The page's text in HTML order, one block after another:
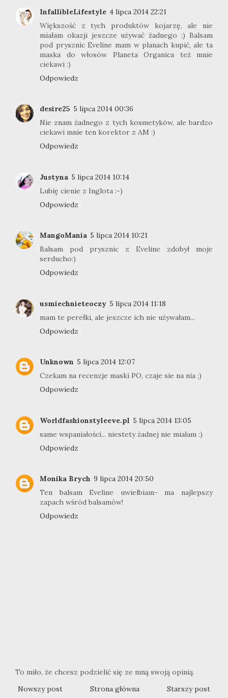
InfallibleLifestyle 4 lipca 2014 22:21
Większość z tych produktów kojarzę, ale nie
miałam okazji jeszcze używać żadnego ;) Balsam
pod prysznic Eveline mam w planach kupić, ale ta
maska do włosów Planeta Organica też mnie
ciekawi :)
Odpowiedz
desire25 5 lipca 2014 00:36
Nie znam żadnego z tych kosmetyków, ale bardzo
ciekawi mnie ten korektor z AM :)
Odpowiedz
Justyna 5 lipca 2014 10:14
Lubię cienie z Inglota :-)
Odpowiedz
MangoMania 5 lipca 2014 10:21
Balsam pod prysznic z Eveline zdobył moje
serducho:)
Odpowiedz
usmiechnieteoczy 5 lipca 2014 11:18
mam te perełki, ale jeszcze ich nie używałam...
Odpowiedz
Unknown 5 lipca 2014 12:07
Czekam na recenzje maski PO, czaje sie na nia ;)
Odpowiedz
Worldfashionstyleeve.pl 5 lipca 2014 13:05
same wspaniałości... niestety żadnej nie miałam :)
Odpowiedz
Monika Brych 9 lipca 2014 20:50
Ten balsam Eveline uwielbiam- ma najlepszy
zapach wśród balsamów!
Odpowiedz
To miło, że chcesz podzielić się ze mną swoją opinią.
Nowszy post
Starszy post
Strona główna